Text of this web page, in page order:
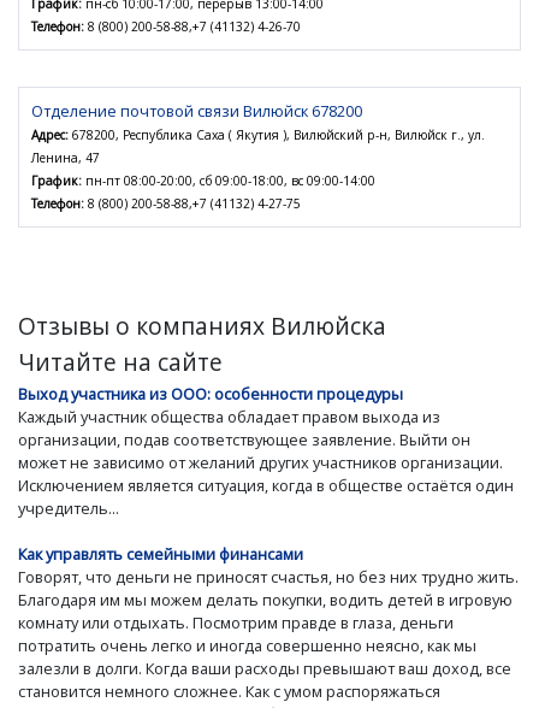
График: пн-сб 10:00-17:00, перерыв 13:00-14:00
Телефон: 8 (800) 200-58-88,+7 (41132) 4-26-70
Отделение почтовой связи Вилюйск 678200
Адрес: 678200, Республика Саха ( Якутия ), Вилюйский р-н, Вилюйск г., ул.
Ленина, 47
График: пн-пт 08:00-20:00, сб 09:00-18:00, вс 09:00-14:00
Телефон: 8 (800) 200-58-88,+7 (41132) 4-27-75
Отзывы о компаниях Вилюйска
Читайте на сайте
Выход участника из ООО: особенности процедуры
Каждый участник общества обладает правом выхода из
организации, подав соответствующее заявление. Выйти он
может не зависимо от желаний других участников организации.
Исключением является ситуация, когда в обществе остаётся один
учредитель...
Как управлять семейными финансами
Говорят, что деньги не приносят счастья, но без них трудно жить.
Благодаря им мы можем делать покупки, водить детей в игровую
комнату или отдыхать. Посмотрим правде в глаза, деньги
потратить очень легко и иногда совершенно неясно, как мы
залезли в долги. Когда ваши расходы превышают ваш доход, все
становится немного сложнее. Как с умом распоряжаться